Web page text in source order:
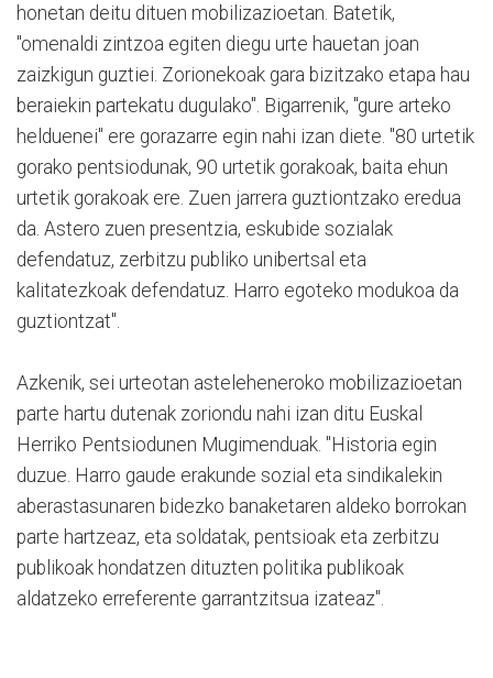
honetan deitu dituen mobilizazioetan. Batetik,
"omenaldi zintzoa egiten diegu urte hauetan joan
zaizkigun guztiei. Zorionekoak gara bizitzako etapa hau
beraiekin partekatu dugulako". Bigarrenik, "gure arteko
helduenei" ere gorazarre egin nahi izan diete. "80 urtetik
gorako pentsiodunak, 90 urtetik gorakoak, baita ehun
urtetik gorakoak ere. Zuen jarrera guztiontzako eredua
da. Astero zuen presentzia, eskubide sozialak
defendatuz, zerbitzu publiko unibertsal eta
kalitatezkoak defendatuz. Harro egoteko modukoa da
guztiontzat".
Azkenik, sei urteotan asteleheneroko mobilizazioetan
parte hartu dutenak zoriondu nahi izan ditu Euskal
Herriko Pentsiodunen Mugimenduak. "Historia egin
duzue. Harro gaude erakunde sozial eta sindikalekin
aberastasunaren bidezko banaketaren aldeko borrokan
parte hartzeaz, eta soldatak, pentsioak eta zerbitzu
publikoak hondatzen dituzten politika publikoak
aldatzeko erreferente garrantzitsua izateaz".